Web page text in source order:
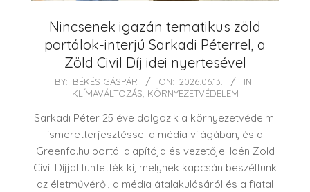
Nincsenek igazán tematikus zöld
portálok-interjú Sarkadi Péterrel, a
Zöld Civil Díj idei nyertesével
2026-
13
BY: BÉKÉS GÁSPÁR ON: 2026.06.13.
IN:
KLÍMAVÁLTOZÁS KÖRNYEZETVÉDELEM
Sarkadi Péter 25 éve dolgozik a környezetvédelmi
ismeretterjesztéssel a média világában, és a
Greenfo.hu portál alapítója és vezetője. Idén Zöld
Civil Díjjal tüntették ki, melynek kapcsán beszéltünk
az életművéről, a média átalakulásáról és a fiatal